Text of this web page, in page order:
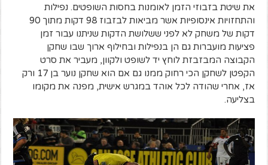
את שיטת בזבוזי הזמן לאומנות בחסות השופטים. נפילות
והתחזויות אינסופיות אשר מביאות לבזבוז 98 דקות מתוך 90
דקות של משחק לא לפני ששלושת הדקות שניתנו עבור זמן
פציעות מועברות גם הן בנפילות ובחילוף ארוך שבו שחקן
הקבוצה המבזבזת לוחץ יד לשופט ולקוון, מעביר את סרט
הקפטן לשחקן הכי רחוק ממנו גם אם הוא שחקן נוער בן 17 ורק
אז, אחרי שהודה לכל אוהד במגרש אישית, מפנה את מקומו
בצליעה.